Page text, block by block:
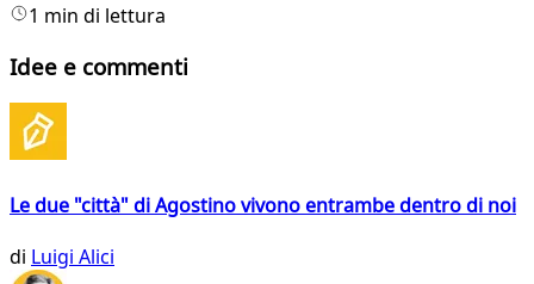
1 min di lettura
Idee e commenti
Le due "città" di Agostino vivono entrambe dentro di noi
di Luigi Alici